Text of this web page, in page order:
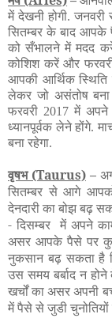
में देखनी होगी.
सितम्बर के बाद आपके
को सँभालने में मदद
कोशिश करें और
आपकी आर्थिक
लेकर जो असंतोष बना
फरवरी 2017 में
ध्यानपूर्वक लेने होंगे.
बना रहेगा.
वृषभ(Taurus) –
सितम्बर से आगे
देनदारी का बोझ बढ़
- दिसम्बर में अपने
असर आपके पैसे पर
नुकसान बढ़ सकता है
उस समय बर्बाद न
खर्चों का असर अपनी
में पैसे से जुडी